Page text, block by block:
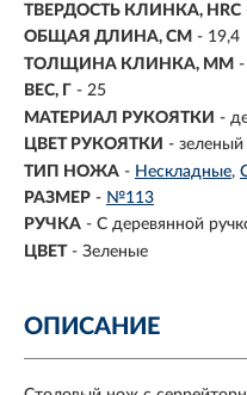
ТВЕРДОСТЬ КЛИНКА, HRC
ОБЩАЯ ДЛИНА, СМ - 19,4
ТОЛЩИНА КЛИНКА, ММ -
ВЕС, Г - 25
МАТЕРИАЛ РУКОЯТКИ -
ЦВЕТ РУКОЯТКИ - зеленый
ТИП НОЖА - Нескладные
РАЗМЕР - №113
РУЧКА - С деревянной
ЦВЕТ - Зеленые
ОПИСАНИЕ